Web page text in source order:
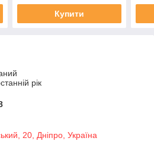
Купити
рік
20, Дніпро, Україна